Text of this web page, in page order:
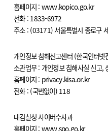
홈페이지 : www.kopico.go.kr
전화 : 1833-6972
주소 : (03171) 서울특별시 종로구
개인정보 침해신고센터 (한국인터넷
소관업무 : 개인정보 침해사실 신고,
홈페이지 : privacy.kisa.or.kr
전화 : (국번없이) 118
대검찰청 사이버수사과
홈페이지 : www.spo.go.kr